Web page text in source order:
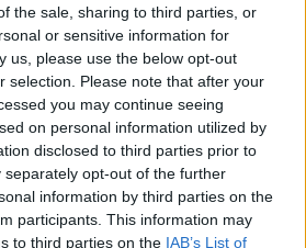
the sale, sharing to third parties, or
or sensitive information for
us, please use the below opt-out
selection. Please note that after your
you may continue seeing
on personal information utilized by
disclosed to third parties prior to
separately opt-out of the further
information by third parties on the
participants. This information may
to third parties on the IAB’s List of
ΟΙΚΟΝΟΜΙΚΑ ΑΠΟΤΕΛΕΣΜΑΤΑ
ΠΕΤΡΕΛΑΙΟ ΠΑΡΑΓΩΓΗ